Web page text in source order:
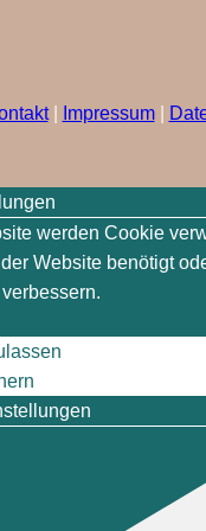
| Impressum|
werden Cookie
Website benötigt